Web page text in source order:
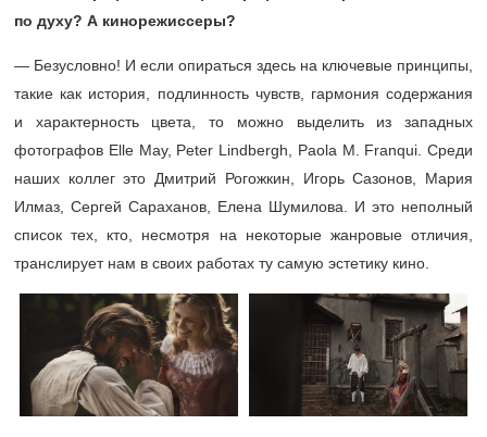
по духу? А кинорежиссеры?
— Безусловно! И если опираться здесь на ключевые принципы,
такие как история, подлинность чувств, гармония содержания
и характерность цвета, то можно выделить из западных
фотографов Elle May, Peter Lindbergh, Paola M. Franqui. Среди
наших коллег это Дмитрий Рогожкин, Игорь Сазонов, Мария
Илмаз, Сергей Сараханов, Елена Шумилова. И это неполный
список тех, кто, несмотря на некоторые жанровые отличия,
транслирует нам в своих работах ту самую эстетику кино.